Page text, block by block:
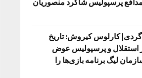
پرسپولیس شاگرد منصوریان
کارلوس کیروش: تاریخ
استقلال و پرسپولیس عوض
لیگ برنامه بازی‌ها را